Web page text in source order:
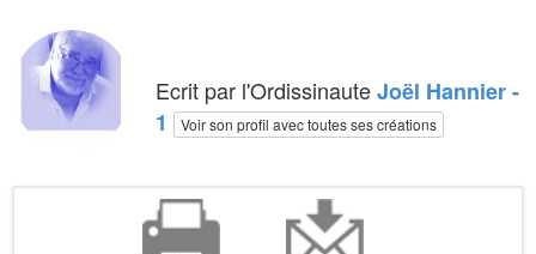
Ecrit par l'OrdissinauteJoël Hannier -
1
Voir son profil avec toutes ses créations